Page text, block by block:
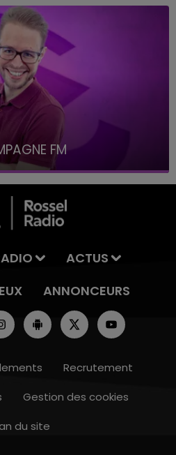
- 12h00
FM
ACTUS
ANNONCEURS
Recrutement
Gestion des cookies
du site